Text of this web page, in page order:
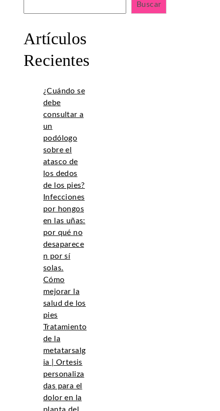
Buscar
Artículos
Recientes
¿Cuándo se
debe
consultar a
un
podólogo
sobre el
atasco de
los dedos
de los pies?
Infecciones
por hongos
en las uñas:
por qué no
desaparece
n por sí
solas.
Cómo
mejorar la
salud de los
pies
Tratamiento
de la
metatarsalg
ia | Ortesis
personaliza
das para el
dolor en la
planta del